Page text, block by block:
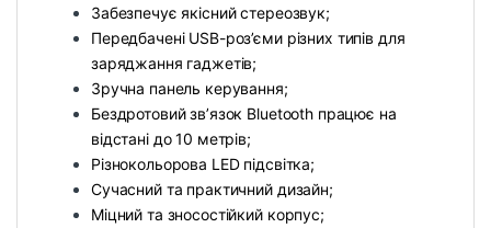
Забезпечує якісний стереозвук;
Передбачені USB-роз’єми різних типів для
заряджання гаджетів;
Зручна панель керування;
Бездротовий зв’язок Bluetooth працює на
відстані до 10 метрів;
Різнокольорова LED підсвітка;
Сучасний та практичний дизайн;
Міцний та зносостійкий корпус;